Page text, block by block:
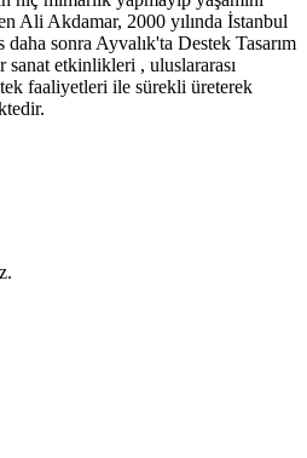
Ali Akdamar, 2000 yılında İstanbul
daha sonra Ayvalık'ta Destek Tasarım
sanat etkinlikleri , uluslararası
faaliyetleri ile sürekli üreterek